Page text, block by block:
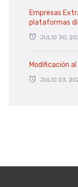
Empresas
plataformas
JULIO 30,
Modificación
JULIO 23,